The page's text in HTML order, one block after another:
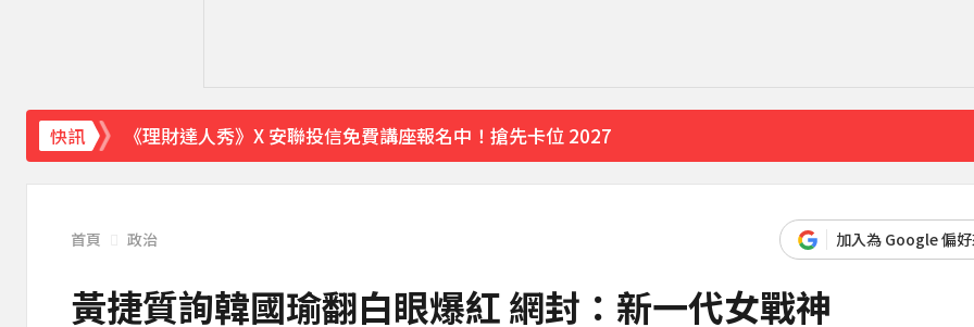
快訊
《理財達人秀》X 安聯投信免費講座報名中！搶先卡位 2027
《半澤直樹》男星宣布再婚！迎新生命雙喜臨門
32分鐘前
涉製毒、跨國販毒！埃及女星被判死刑
美國抗癌網紅拒安寧！家屬證實死訊 得年26歲
首頁 政治 加入為 Google 偏
黃捷質詢韓國瑜翻白眼爆紅 網封：新一代女戰神